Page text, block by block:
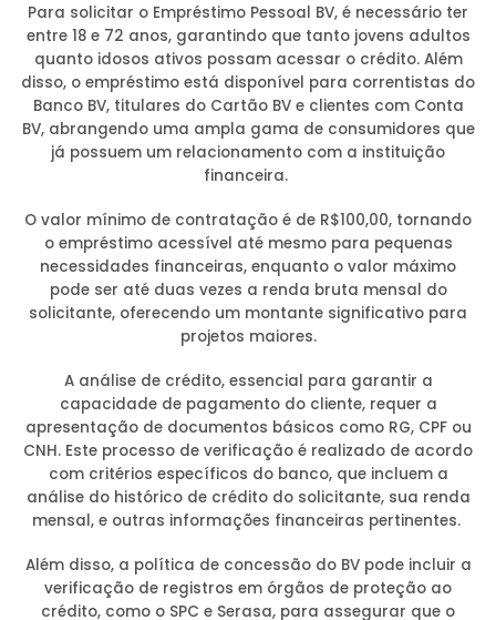
Para solicitar o Empréstimo Pessoal BV, é necessário ter
entre 18 e 72 anos, garantindo que tanto jovens adultos
quanto idosos ativos possam acessar o crédito. Além
disso, o empréstimo está disponível para correntistas do
Banco BV, titulares do Cartão BV e clientes com Conta
BV, abrangendo uma ampla gama de consumidores que
já possuem um relacionamento com a instituição
financeira.
O valor mínimo de contratação é de R$100,00, tornando
o empréstimo acessível até mesmo para pequenas
necessidades financeiras, enquanto o valor máximo
pode ser até duas vezes a renda bruta mensal do
solicitante, oferecendo um montante significativo para
projetos maiores.
A análise de crédito, essencial para garantir a
capacidade de pagamento do cliente, requer a
apresentação de documentos básicos como RG, CPF ou
CNH. Este processo de verificação é realizado de acordo
com critérios específicos do banco, que incluem a
análise do histórico de crédito do solicitante, sua renda
mensal, e outras informações financeiras pertinentes.
Além disso, a política de concessão do BV pode incluir a
verificação de registros em órgãos de proteção ao
crédito, como o SPC e Serasa, para assegurar que o